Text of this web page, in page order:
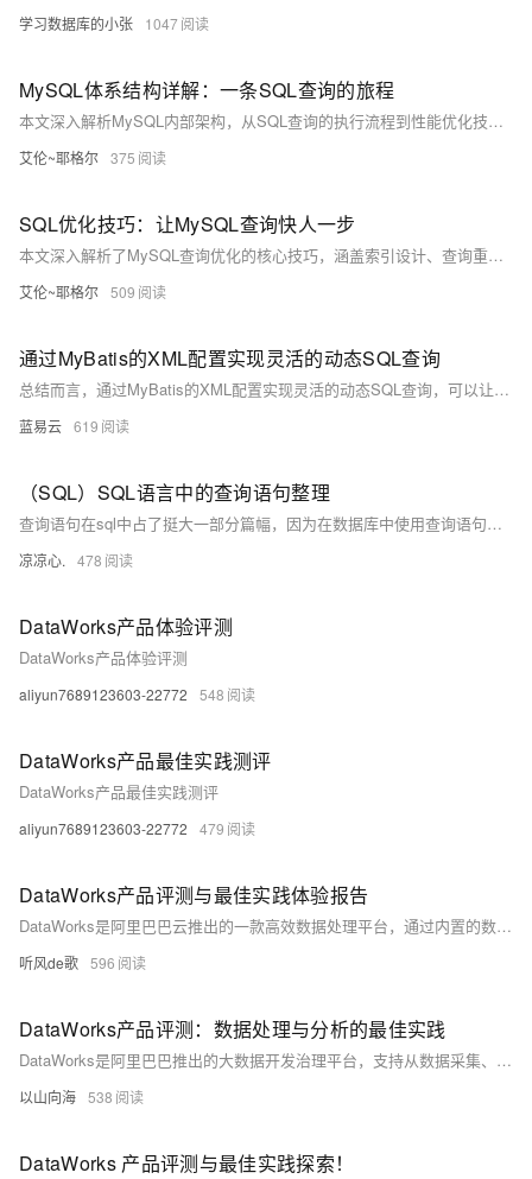
学习数据库的小张 1047
MySQL体系结构详解：一条SQL查询的旅程
本文深入解析MySQL内部架构，从SQL查询的执行流程到性能优化技巧，涵盖连接建立、查询处理、执行阶段及存储引擎工作机制，帮助开发者理解MySQL运行原理并提升数据库性能。
艾伦~耶格尔 375
SQL优化技巧：让MySQL查询快人一步
本文深入解析了MySQL查询优化的核心技巧，涵盖索引设计、查询重写、分页优化、批量操作、数据类型优化及性能监控等方面，帮助开发者显著提升数据库性能，解决慢查询问题，适用于高并发与大数据场景。
艾伦~耶格尔 509
通过MyBatis的XML配置实现灵活的动态SQL查询
总结而言，通过MyBatis的XML配置实现灵活的动态SQL查询，可以让开发者以声明式的方式构建SQL语句，既保证了SQL操作的灵活性，又简化了代码的复杂度。这种方式可以显著提高数据库操作的效率和代码的可维护性。
蓝易云 619
（SQL）SQL语言中的查询语句整理
查询语句在sql中占了挺大一部分篇幅，因为在数据库中使用查询语句的次数远多于更新与删除命令。而查询语句比起其他语句要更加的复杂，可因为sql是数据库不可或缺的一部分，所以即使不懂，也必须得弄懂，以上。
凉凉心. 478
DataWorks产品体验评测
DataWorks产品体验评测
aliyun7689123603-22772 548
DataWorks产品最佳实践测评
DataWorks产品最佳实践测评
aliyun7689123603-22772 479
DataWorks产品评测与最佳实践体验报告
DataWorks是阿里巴巴云推出的一款高效数据处理平台，通过内置的数据集成工具和ETL功能，实现了多源数据的自动化处理与分析。本文介绍了DataWorks在用户画像分析中的应用实践，展示了其如何帮助企业高效管理数据资源，支持决策制定及营销优化。同时，文章还评测了DataWorks的产品体验，包括开通流程、功能满足度等方面，并与其它数据开发平台进行了比较，突出了DataWorks在易用性、性能和生态完整性上的优势。最后，对Data Studio新版本中的Notebook环境进行了初步探索，强调了其在提升开发效率方面的价值。
听风de歌 596
DataWorks产品评测：数据处理与分析的最佳实践
DataWorks是阿里巴巴推出的大数据开发治理平台，支持从数据采集、预处理、存储到分析的全流程操作。本文评测了其在用户画像分析中的应用，包括数据收集、清洗、特征工程、模型训练、结果评估及应用部署等步骤，展示了其在提高数据资产管理效率、支持多种编程语言和技术栈、集成丰富可视化工具等方面的优势。同时，文章也指出了DataWorks在使用过程中的一些不便与问题，并提出了改进建议。
以山向海 538
DataWorks 产品评测与最佳实践探索！